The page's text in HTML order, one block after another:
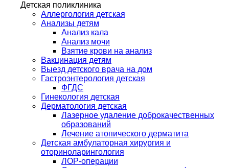
Детская поликлиника
Аллергология детская
Анализы детям
Анализ кала
Анализ мочи
Взятие крови на анализ
Вакцинация детям
Выезд детского врача на дом
Гастроэнтерология детская
ФГДС
Гинекология детская
Дерматология детская
Лазерное удаление доброкачественных
образований
Лечение атопического дерматита
Детская амбулаторная хирургия и
оториноларингология
ЛОР-операции